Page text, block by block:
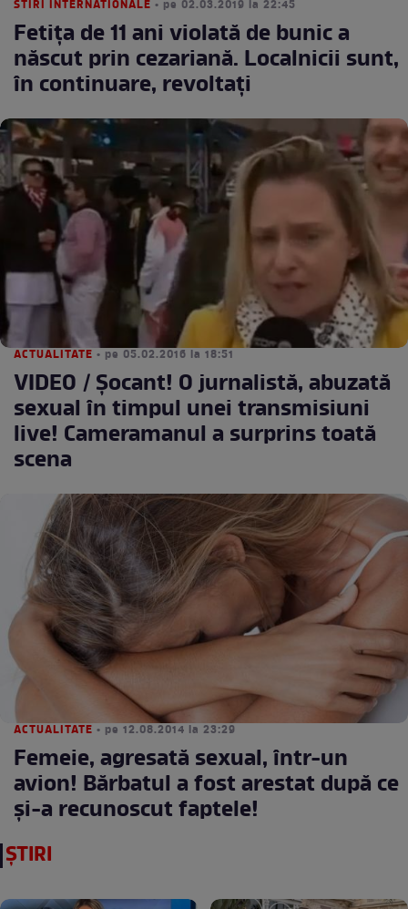
STIRI INTERNATIONALE • pe 02.03.2019 la 22:45
Fetița de 11 ani violată de bunic a
născut prin cezariană. Localnicii sunt,
în continuare, revoltați
ACTUALITATE • pe 05.02.2016 la 18:51
VIDEO / Şocant! O jurnalistă, abuzată
sexual în timpul unei transmisiuni
live! Cameramanul a surprins toată
scena
ACTUALITATE • pe 12.08.2014 la 23:29
Femeie, agresată sexual, într-un
avion! Bărbatul a fost arestat după ce
şi-a recunoscut faptele!
ȘTIRI